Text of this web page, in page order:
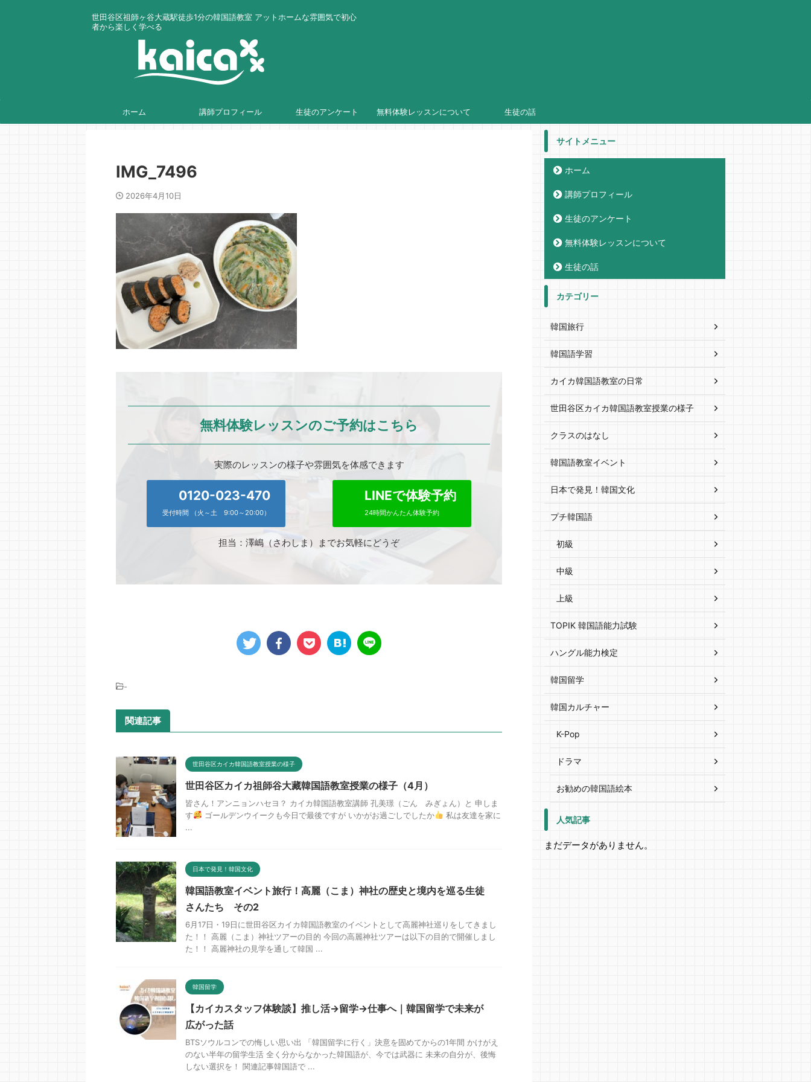
世田谷区祖師ヶ谷大蔵駅徒歩1分の韓国語教室 アットホームな雰囲気で初心
者から楽しく学べる
ホーム 講師プロフィール 生徒のアンケート 無料体験レッスンについて 生徒の話
IMG_7496
2026年4月10日
無料体験レッスンのご予約はこちら
実際のレッスンの様子や雰囲気を体感できます
0120-023-470
受付時間 （火～土 9:00～20:00）
LINEで体験予約
24時間かんたん体験予約
担当：澤嶋（さわしま）までお気軽にどうぞ
-
関連記事
世田谷区カイカ韓国語教室授業の様子
世田谷区カイカ祖師谷大藏韓国語教室授業の様子（4月）
皆さん！アンニョンハセヨ？ カイカ韓国語教室講師 孔美璟（ごん みぎょん）と 申しま
す
ゴールデンウイークも今日で最後ですが いかがお過ごしでしたか
私は友達を家に
...
日本で発見！韓国文化
韓国語教室イベント旅行！高麗（こま）神社の歴史と境内を巡る生徒
さんたち その2
6月17日・19日に世田谷区カイカ韓国語教室のイベントとして高麗神社巡りをしてきまし
た！！ 高麗（こま）神社ツアーの目的 今回の高麗神社ツアーは以下の目的で開催しまし
た！！ 高麗神社の見学を通して韓国 ...
韓国留学
【カイカスタッフ体験談】推し活→留学→仕事へ｜韓国留学で未来が
広がった話
BTSソウルコンでの悔しい思い出 「韓国留学に行く」決意を固めてからの1年間 かけがえ
のない半年の留学生活 全く分からなかった韓国語が、今では武器に 未来の自分が、後悔
しない選択を！ 関連記事韓国語で ...
サイトメニュー
ホーム
講師プロフィール
生徒のアンケート
無料体験レッスンについて
生徒の話
カテゴリー
韓国旅行
韓国語学習
カイカ韓国語教室の日常
世田谷区カイカ韓国語教室授業の様子
クラスのはなし
韓国語教室イベント
日本で発見！韓国文化
プチ韓国語
初級
中級
上級
TOPIK 韓国語能力試験
ハングル能力検定
韓国留学
韓国カルチャー
K-Pop
ドラマ
お勧めの韓国語絵本
人気記事
まだデータがありません。